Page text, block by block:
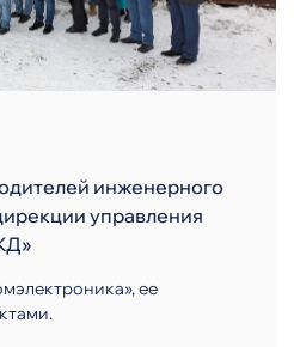
инженерного
управления
ее